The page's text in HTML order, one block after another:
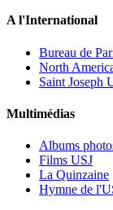
A l'International
Bureau de
North
Saint Joseph
Multimédias
Albums
Films USJ
La Quinzaine
Hymne de